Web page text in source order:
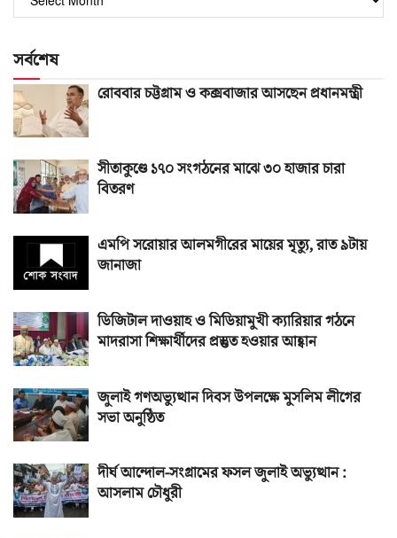
সংখ্যা
সর্বশেষ
রোববার চট্টগ্রাম ও কক্সবাজার আসছেন প্রধানমন্ত্রী
সীতাকুণ্ডে ১৭০ সংগঠনের মাঝে ৩০ হাজার চারা
বিতরণ
এমপি সরোয়ার আলমগীরের মায়ের মৃত্যু, রাত ৯টায়
জানাজা
ডিজিটাল দাওয়াহ ও মিডিয়ামুখী ক্যারিয়ার গঠনে
মাদরাসা শিক্ষার্থীদের প্রস্তুত হওয়ার আহ্বান
জুলাই গণঅভ্যুত্থান দিবস উপলক্ষে মুসলিম লীগের
সভা অনুষ্ঠিত
দীর্ঘ আন্দোল-সংগ্রামের ফসল জুলাই অভ্যুত্থান :
আসলাম চৌধুরী